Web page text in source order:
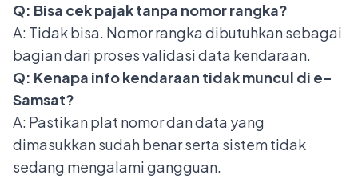
Q: Bisa cek pajak tanpa nomor rangka?
A: Tidak bisa. Nomor rangka dibutuhkan sebagai
bagian dari proses validasi data kendaraan.
Q: Kenapa info kendaraan tidak muncul di e-
Samsat?
A: Pastikan plat nomor dan data yang
dimasukkan sudah benar serta sistem tidak
sedang mengalami gangguan.